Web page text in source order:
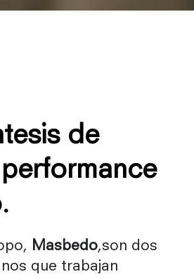
de
Masbedo,son dos
que trabajan